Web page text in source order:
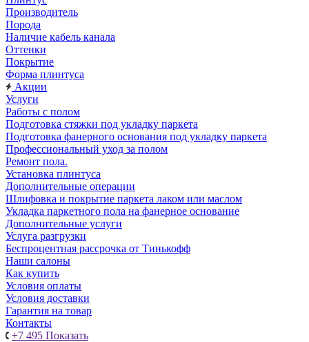
Производитель
Порода
Наличие кабель канала
Оттенки
Покрытие
Форма плинтуса
Акции
Услуги
Работы с полом
Подготовка стяжки под укладку паркета
Подготовка фанерного основания под укладку паркета
Профессиональный уход за полом
Ремонт пола.
Установка плинтуса
Дополнительные операции
Шлифовка и покрытие паркета лаком или маслом
Укладка паркетного пола на фанерное основание
Дополнительные услуги
Услуга разгрузки
Беспроцентная рассрочка от Тинькофф
Наши салоны
Как купить
Условия оплаты
Условия доставки
Гарантия на товар
Контакты
+7 495 Показать